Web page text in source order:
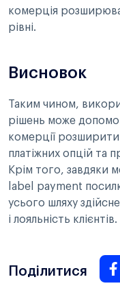
комерція
рівні.
Висновок
Таким чином,
рішень може
комерції розширити
платіжних опцій та
Крім того, завдяки
label payment
усього шляху
і лояльність клієнтів.
Поділитися